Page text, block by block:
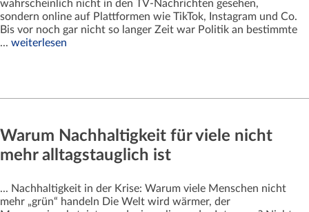
wahrscheinlich nicht in den TV-Nachrichten gesehen,
sondern online auf Plattformen wie TikTok, Instagram und Co.
Bis vor noch gar nicht so langer Zeit war Politik an bestimmte
... weiterlesen
Warum Nachhaltigkeit für viele nicht
mehr alltagstauglich ist
... Nachhaltigkeit in der Krise: Warum viele Menschen nicht
mehr „grün“ handeln Die Welt wird wärmer, der